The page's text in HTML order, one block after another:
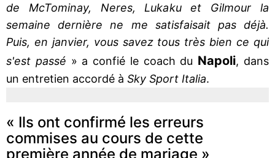
de McTominay, Neres, Lukaku et Gilmour la
semaine dernière ne me satisfaisait pas déjà.
Puis, en janvier, vous savez tous très bien ce qui
s'est passé » a confié le coach du Napoli, dans
un entretien accordé à Sky Sport Italia.
« Ils ont confirmé les erreurs
commises au cours de cette
première année de mariage »